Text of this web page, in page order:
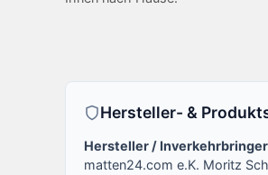
Hersteller- &
Hersteller /
matten24.com e.K. Moritz